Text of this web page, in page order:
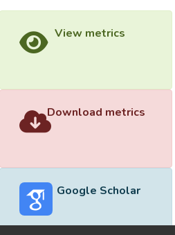
View metrics
Download metrics
Google Scholar